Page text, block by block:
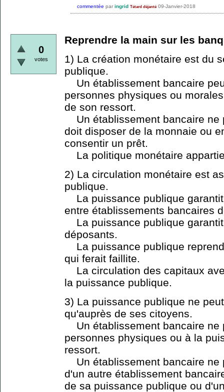
commentée par ingrid Tétard déjanté 09-Janvier-2018
0
votes
Reprendre la main sur les
1) La création monétaire est du
publique.
Un établissement bancaire
personnes physiques ou
de son ressort.
Un établissement bancaire ne
doit disposer de la monnaie ou
consentir un prêt.
La politique monétaire
2) La circulation monétaire est
publique.
La puissance publique
entre établissements bancaires
La puissance publique
déposants.
La puissance publique
qui ferait faillite.
La circulation des capitaux
la puissance publique.
3) La puissance publique ne
qu'auprès de ses citoyens.
Un établissement bancaire ne
personnes physiques ou à la
ressort.
Un établissement bancaire ne
d'un autre établissement
de sa puissance publique ou